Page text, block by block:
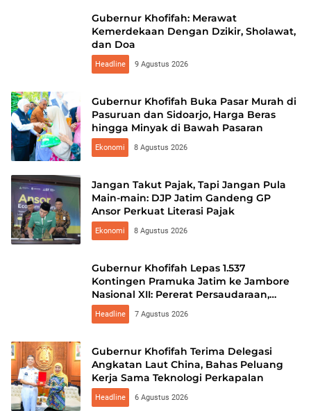
Gubernur Khofifah: Merawat
Kemerdekaan Dengan Dzikir, Sholawat,
dan Doa
Headline 9 Agustus 2026
Gubernur Khofifah Buka Pasar Murah di
Pasuruan dan Sidoarjo, Harga Beras
hingga Minyak di Bawah Pasaran
Ekonomi 8 Agustus 2026
Jangan Takut Pajak, Tapi Jangan Pula
Main-main: DJP Jatim Gandeng GP
Ansor Perkuat Literasi Pajak
Ekonomi 8 Agustus 2026
Gubernur Khofifah Lepas 1.537
Kontingen Pramuka Jatim ke Jambore
Nasional XII: Pererat Persaudaraan,
Perkuat Persatuan dan Kobarkan
Semangat Nasionalisme
Headline 7 Agustus 2026
Gubernur Khofifah Terima Delegasi
Angkatan Laut China, Bahas Peluang
Kerja Sama Teknologi Perkapalan
Headline 6 Agustus 2026